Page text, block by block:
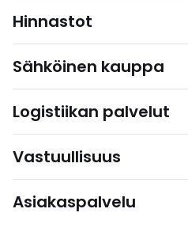
Hinnastot
Sähköinen kauppa
Logistiikan palvelut
Vastuullisuus
Asiakaspalvelu